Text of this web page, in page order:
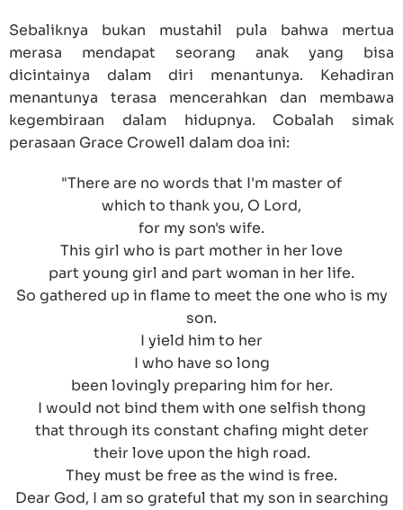
Sebaliknya bukan mustahil pula bahwa mertua
merasa mendapat seorang anak yang bisa
dicintainya dalam diri menantunya. Kehadiran
menantunya terasa mencerahkan dan membawa
kegembiraan dalam hidupnya. Cobalah simak
perasaan Grace Crowell dalam doa ini:
"There are no words that I'm master of
which to thank you, O Lord,
for my son's wife.
This girl who is part mother in her love
part young girl and part woman in her life.
So gathered up in flame to meet the one who is my
son.
I yield him to her
I who have so long
been lovingly preparing him for her.
I would not bind them with one selfish thong
that through its constant chafing might deter
their love upon the high road.
They must be free as the wind is free.
Dear God, I am so grateful that my son in searching